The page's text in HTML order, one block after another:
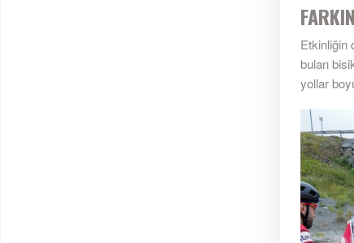
Etkinliğin
bulan
yollar